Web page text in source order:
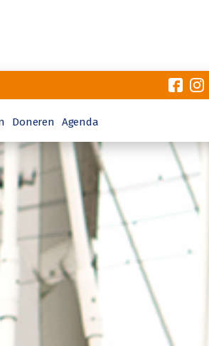
Doneren Agenda